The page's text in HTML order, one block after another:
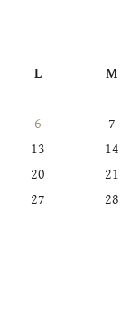
L
M
6
7
13
14
20
21
27
28